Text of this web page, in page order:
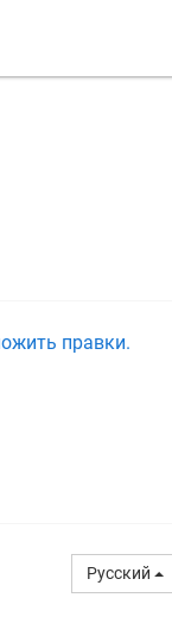
правки.
Русский